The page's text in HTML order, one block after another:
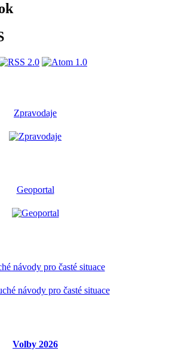
Zpravodaje
Geoportal
návody pro časté situace
Volby 2026